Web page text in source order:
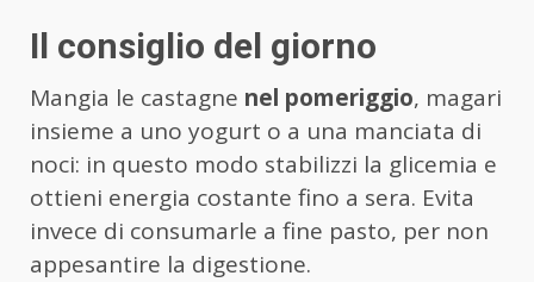
Il consiglio del giorno
Mangia le castagne nel pomeriggio, magari
insieme a uno yogurt o a una manciata di
noci: in questo modo stabilizzi la glicemia e
ottieni energia costante fino a sera. Evita
invece di consumarle a fine pasto, per non
appesantire la digestione.